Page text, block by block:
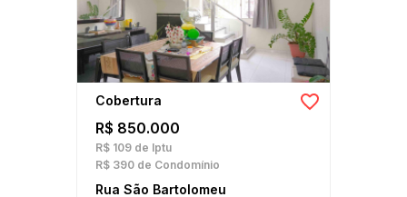
Cobertura
R$ 850.000
R$ 109 de Iptu
R$ 390 de Condomínio
Rua São Bartolomeu